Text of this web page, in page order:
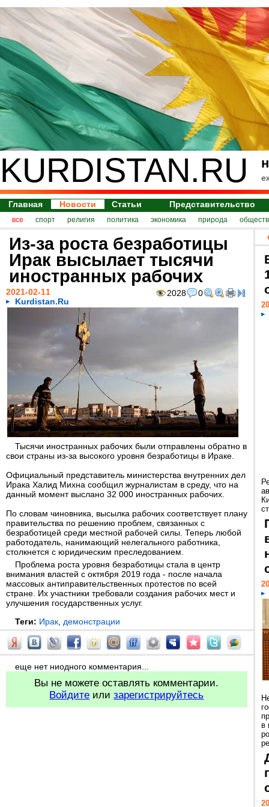
KURDISTAN.RU
Главная Новости Статьи Представительство
все спорт религия политика экономика природа
Из-за роста безработицы
Ирак высылает тысячи
иностранных рабочих
2028 0
2021-02-11
Kurdistan.Ru
Тысячи иностранных рабочих были отправлены обратно в
свои страны из-за высокого уровня безработицы в Ираке.
Официальный представитель министерства внутренних дел
Ирака Халид Михна сообщил журналистам в среду, что на
данный момент выслано 32 000 иностранных рабочих.
По словам чиновника, высылка рабочих соответствует плану
правительства по решению проблем, связанных с
безработицей среди местной рабочей силы. Теперь любой
работодатель, нанимающий нелегального работника,
столкнется с юридическим преследованием.
Проблема роста уровня безработицы стала в центр
внимания властей с октября 2019 года - после начала
массовых антиправительственных протестов по всей
стране. Их участники требовали создания рабочих мест и
улучшения государственных услуг.
Теги: Ирак демонстрации
еще нет ниодного комментария...
Вы не можете оставлять комментарии.
Войдите илизарегистрируйтесь
в